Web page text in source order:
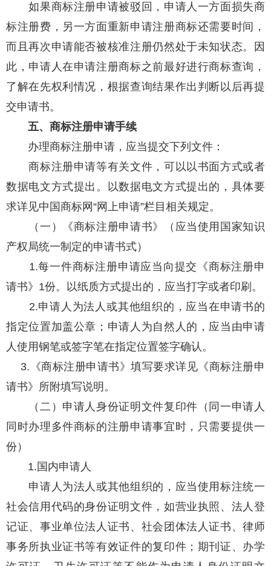
如果商标注册申请被驳回，申请人一方面损失商
标注册费，另一方面重新申请注册商标还需要时间，
而且再次申请能否被核准注册仍然处于未知状态。因
此，申请人在申请注册商标之前最好进行商标查询，
了解在先权利情况，根据查询结果作出判断以后再提
交申请书。
五、商标注册申请手续
办理商标注册申请，应当提交下列文件：
商标注册申请等有关文件，可以以书面方式或者
数据电文方式提出。以数据电文方式提出的，具体要
求详见中国商标网“网上申请”栏目相关规定。
（一）《商标注册申请书》（应当使用国家知识
产权局统一制定的申请书式）
1.每一件商标注册申请应当向提交《商标注册申
请书》1份。以纸质方式提出的，应当打字或者印刷。
2.申请人为法人或其他组织的，应当在申请书的
指定位置加盖公章；申请人为自然人的，应当由申请
人使用钢笔或签字笔在指定位置签字确认。
3.《商标注册申请书》填写要求详见《商标注册申
请书》所附填写说明。
（二）申请人身份证明文件复印件（同一申请人
同时办理多件商标的注册申请事宜时，只需要提供一
份）
1.国内申请人
申请人为法人或其他组织的，应当使用标注统一
社会信用代码的身份证明文件，如营业执照、法人登
记证、事业单位法人证书、社会团体法人证书、律师
事务所执业证书等有效证件的复印件；期刊证、办学